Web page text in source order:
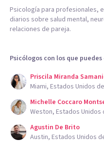
Psicología para profesionales,
diarios sobre salud mental,
relaciones de pareja.
Psicólogos con los que
Priscila Miranda
Miami, Estados Unidos
Michelle Coccaro
Weston, Estados Unidos
Agustin De Brito
Austin, Estados Unidos